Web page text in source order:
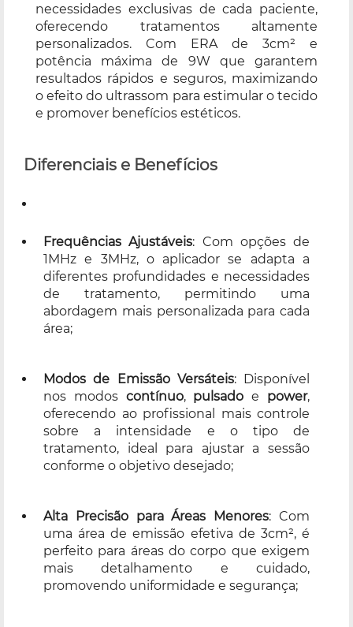
necessidades exclusivas de cada paciente,
oferecendo tratamentos altamente
personalizados. Com ERA de 3cm² e
potência máxima de 9W que garantem
resultados rápidos e seguros, maximizando
o efeito do ultrassom para estimular o tecido
e promover benefícios estéticos.
Diferenciais e Benefícios
Frequências Ajustáveis: Com opções de
1MHz e 3MHz, o aplicador se adapta a
diferentes profundidades e necessidades
de tratamento, permitindo uma
abordagem mais personalizada para cada
área;
Modos de Emissão Versáteis: Disponível
nos modos contínuo, pulsado e power,
oferecendo ao profissional mais controle
sobre a intensidade e o tipo de
tratamento, ideal para ajustar a sessão
conforme o objetivo desejado;
Alta Precisão para Áreas Menores: Com
uma área de emissão efetiva de 3cm², é
perfeito para áreas do corpo que exigem
mais detalhamento e cuidado,
promovendo uniformidade e segurança;